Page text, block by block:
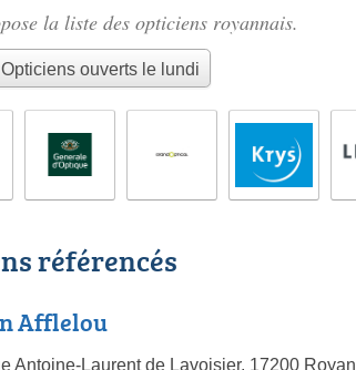
la liste des opticiens royannais.
ouverts le lundi
référencés
Afflelou
Antoine-Laurent de Lavoisier, 17200 Royan